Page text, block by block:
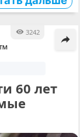
3242
60 лет